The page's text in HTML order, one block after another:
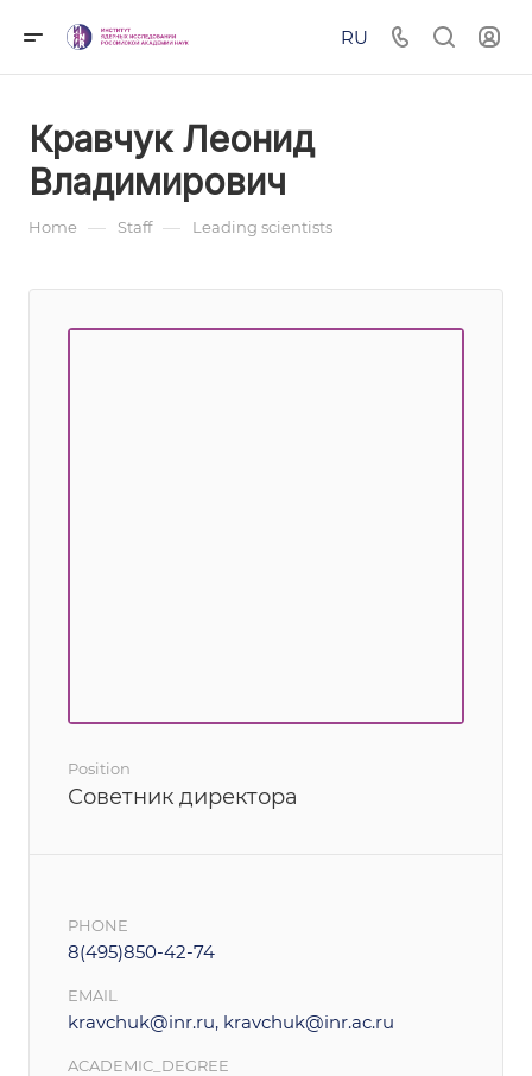
RU
Кравчук Леонид
Владимирович
Home — Staff — Leading scientists
Position
Советник директора
PHONE
8(495)850-42-74
EMAIL
kravchuk@inr.ru, kravchuk@inr.ac.ru
ACADEMIC_DEGREE